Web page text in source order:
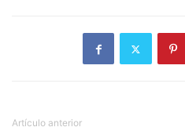
Artículo anterior